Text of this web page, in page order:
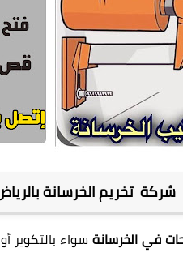
شركة تخريم الخرسانة
في الخرسانة سواء بالتكوير